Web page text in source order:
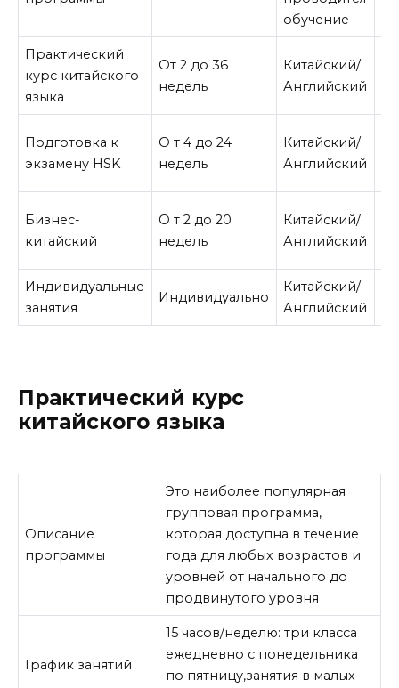
обучение
Практический
курс китайского
языка
От 2 до 36
недель
Китайский/
Английский
Подготовка к
экзамену HSK
О т 4 до 24
недель
Китайский/
Английский
Бизнес-
китайский
О т 2 до 20
недель
Китайский/
Английский
Индивидуальные
занятия
Индивидуально
Китайский/
Английский
Практический курс
китайского языка
Описание
программы
Это наиболее популярная
групповая программа,
которая доступна в течение
года для любых возрастов и
уровней от начального до
продвинутого уровня
График занятий
15 часов/неделю: три класса
ежедневно с понедельника
по пятницу,занятия в малых